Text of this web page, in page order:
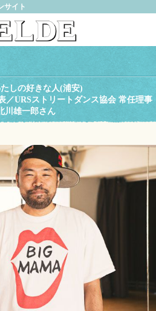
サイト
しの好きな人(浦安)
／URSストリートダンス協会 常任理事
川雄一郎さん